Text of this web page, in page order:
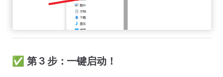
✅ 第 3 步：一键启动！